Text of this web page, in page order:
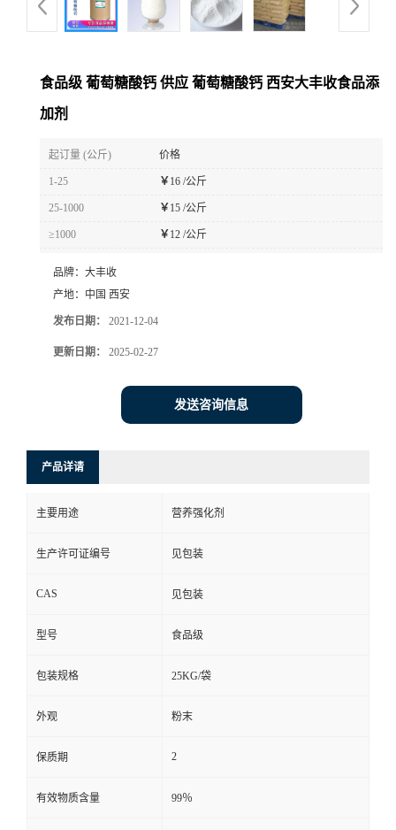
食品级 葡萄糖酸钙 供应 葡萄糖酸钙 西安大丰收食品添
加剂
起订量 (公斤) 价格
1-25 ￥16 /公斤
25-1000 ￥15 /公斤
≥1000 ￥12 /公斤
品牌： 大丰收
产地： 中国 西安
发布日期： 2021-12-04
更新日期： 2025-02-27
发送咨询信息
产品详请
主要用途 营养强化剂
生产许可证编号 见包装
CAS 见包装
型号 食品级
包装规格 25KG/袋
外观 粉末
保质期 2
有效物质含量 99％